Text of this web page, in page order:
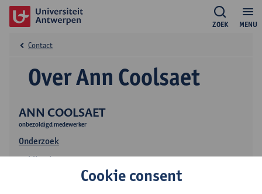
MENU
ZOEK
ANN COOLSAET
onbezoldigd medewerker
Onderzoek
Publicaties
Over Ann Coolsaet
Contact
Cookie consent